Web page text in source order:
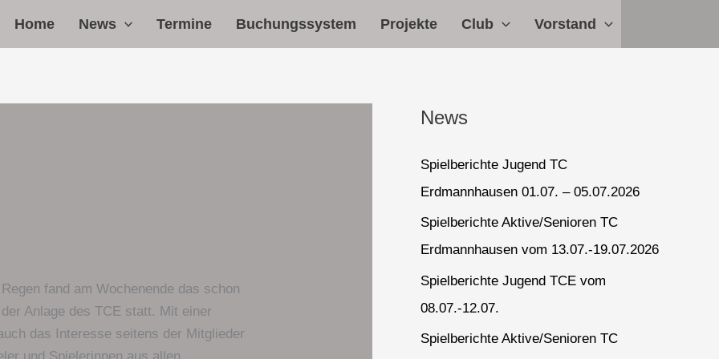
Home News Termine Buchungssystem Projekte Club Vorstand
fand am Wochenende das schon
Anlage des TCE statt. Mit einer
das Interesse seitens der Mitglieder
News
Spielberichte Jugend TC
Erdmannhausen 01.07. – 05.07.2026
Spielberichte Aktive/Senioren TC
Erdmannhausen vom 13.07.-19.07.2026
Spielberichte Jugend TCE vom
08.07.-12.07.
Spielberichte Aktive/Senioren TC